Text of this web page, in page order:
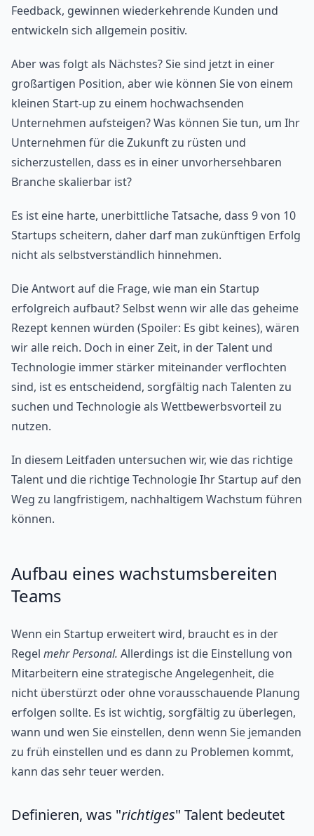
Feedback, gewinnen wiederkehrende Kunden und
entwickeln sich allgemein positiv.
Aber was folgt als Nächstes? Sie sind jetzt in einer
großartigen Position, aber wie können Sie von einem
kleinen Start-up zu einem hochwachsenden
Unternehmen aufsteigen? Was können Sie tun, um Ihr
Unternehmen für die Zukunft zu rüsten und
sicherzustellen, dass es in einer unvorhersehbaren
Branche skalierbar ist?
Es ist eine harte, unerbittliche Tatsache, dass 9 von 10
Startups scheitern, daher darf man zukünftigen Erfolg
nicht als selbstverständlich hinnehmen.
Die Antwort auf die Frage, wie man ein Startup
erfolgreich aufbaut? Selbst wenn wir alle das geheime
Rezept kennen würden (Spoiler: Es gibt keines), wären
wir alle reich. Doch in einer Zeit, in der Talent und
Technologie immer stärker miteinander verflochten
sind, ist es entscheidend, sorgfältig nach Talenten zu
suchen und Technologie als Wettbewerbsvorteil zu
nutzen.
In diesem Leitfaden untersuchen wir, wie das richtige
Talent und die richtige Technologie Ihr Startup auf den
Weg zu langfristigem, nachhaltigem Wachstum führen
können.
Aufbau eines wachstumsbereiten
Teams
Wenn ein Startup erweitert wird, braucht es in der
Regel mehr Personal. Allerdings ist die Einstellung von
Mitarbeitern eine strategische Angelegenheit, die
nicht überstürzt oder ohne vorausschauende Planung
erfolgen sollte. Es ist wichtig, sorgfältig zu überlegen,
wann und wen Sie einstellen, denn wenn Sie jemanden
zu früh einstellen und es dann zu Problemen kommt,
kann das sehr teuer werden.
Definieren, was "richtiges" Talent bedeutet